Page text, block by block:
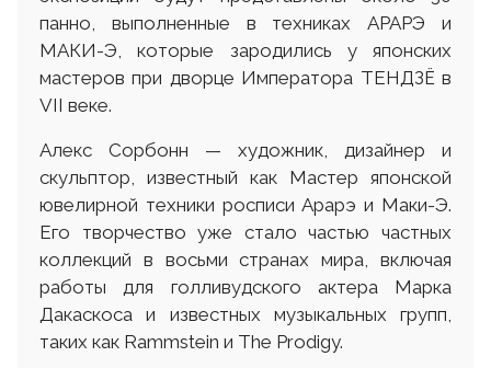
панно, выполненные в техниках АРАРЭ и
МАКИ-Э, которые зародились у японских
мастеров при дворце Императора ТЕНДЗЁ в
VII веке.
Алекс Сорбонн — художник, дизайнер и
скульптор, известный как Мастер японской
ювелирной техники росписи Арарэ и Маки-Э.
Его творчество уже стало частью частных
коллекций в восьми странах мира, включая
работы для голливудского актера Марка
Дакаскоса и известных музыкальных групп,
таких как Rammstein и The Prodigy.